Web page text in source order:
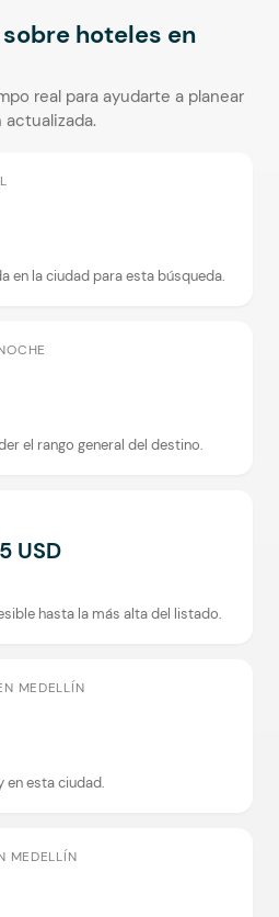
hoteles en
real para ayudarte a planear
en la ciudad para esta búsqueda.
el rango general del destino.
USD
hasta la más alta del listado.
MEDELLÍN
en esta ciudad.
MEDELLÍN